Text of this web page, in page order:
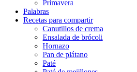
Primavera
Palabras
Recetas para compartir
Canutillos de crema
Ensalada de brócoli
Hornazo
Pan de plátano
Paté